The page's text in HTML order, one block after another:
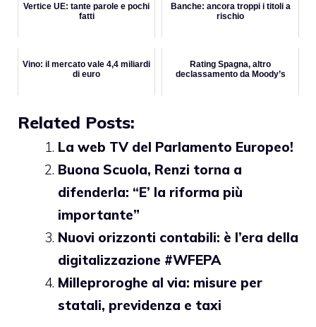
Vertice UE: tante parole e pochi
fatti
Banche: ancora troppi i titoli a
rischio
Vino: il mercato vale 4,4 miliardi
di euro
Rating Spagna, altro
declassamento da Moody’s
Related Posts:
La web TV del Parlamento Europeo!
Buona Scuola, Renzi torna a
difenderla: “E’ la riforma più
importante”
Nuovi orizzonti contabili: è l’era della
digitalizzazione #WFEPA
Milleproroghe al via: misure per
statali, previdenza e taxi